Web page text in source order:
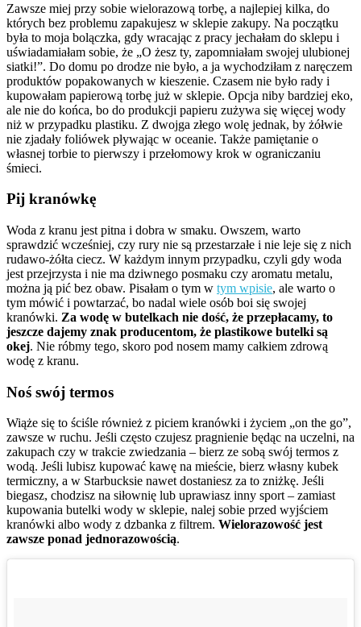
Zawsze miej przy sobie wielorazową torbę, a najlepiej kilka, do
których bez problemu zapakujesz w sklepie zakupy. Na początku
była to moja bolączka, gdy wracając z pracy jechałam do sklepu i
uświadamiałam sobie, że „O żesz ty, zapomniałam swojej ulubionej
siatki!”. Do domu po drodze nie było, a ja wychodziłam z naręczem
produktów popakowanych w kieszenie. Czasem nie było rady i
kupowałam papierową torbę już w sklepie. Opcja niby bardziej eko,
ale nie do końca, bo do produkcji papieru zużywa się więcej wody
niż w przypadku plastiku. Z dwojga złego wolę jednak, by żółwie
nie zjadały foliówek pływając w oceanie. Także pamiętanie o
własnej torbie to pierwszy i przełomowy krok w ograniczaniu
śmieci.
Pij kranówkę
Woda z kranu jest pitna i dobra w smaku. Owszem, warto
sprawdzić wcześniej, czy rury nie są przestarzałe i nie leje się z nich
rudawo-żółta ciecz. W każdym innym przypadku, czyli gdy woda
jest przejrzysta i nie ma dziwnego posmaku czy aromatu metalu,
można ją pić bez obaw. Pisałam o tym w tym wpisie, ale warto o
tym mówić i powtarzać, bo nadal wiele osób boi się swojej
kranówki. Za wodę w butelkach nie dość, że przepłacamy, to
jeszcze dajemy znak producentom, że plastikowe butelki są
okej. Nie róbmy tego, skoro pod nosem mamy całkiem zdrową
wodę z kranu.
Noś swój termos
Wiąże się to ściśle również z piciem kranówki i życiem „on the go”,
zawsze w ruchu. Jeśli często czujesz pragnienie będąc na uczelni, na
zakupach czy w trakcie zwiedzania – bierz ze sobą swój termos z
wodą. Jeśli lubisz kupować kawę na mieście, bierz własny kubek
termiczny, a w Starbucksie nawet dostaniesz za to zniżkę. Jeśli
biegasz, chodzisz na siłownię lub uprawiasz inny sport – zamiast
kupowania butelki wody w sklepie, nalej sobie przed wyjściem
kranówki albo wody z dzbanka z filtrem. Wielorazowość jest
zawsze ponad jednorazowością.